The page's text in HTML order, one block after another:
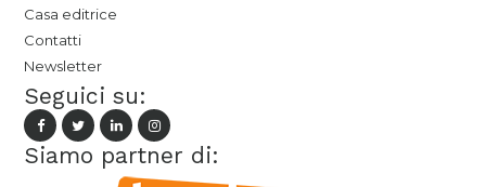
Casa editrice
Contatti
Newsletter
Seguici su:
Siamo partner di: